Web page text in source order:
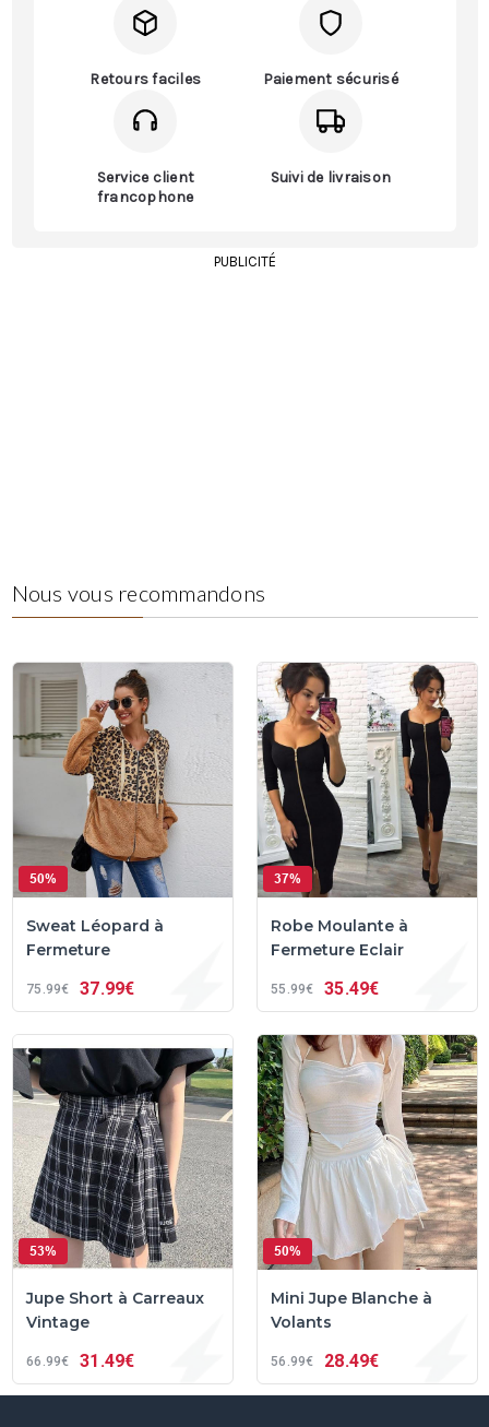
Retours faciles Paiement sécurisé
Service client
francophone
Suivi de livraison
PUBLICITÉ
Nous vous recommandons
50%
Sweat Léopard à
Fermeture
75 99€ 37 99€
37%
Robe Moulante à
Fermeture Eclair
55 99€ 35 49€
53%
Jupe Short à Carreaux
Vintage
66 99€ 31 49€
50%
Mini Jupe Blanche à
Volants
56 99€ 28 49€